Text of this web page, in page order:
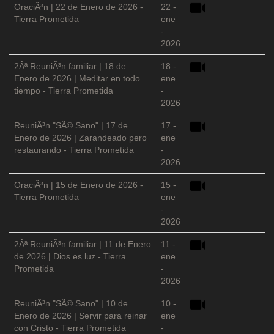
OraciÃ³n | 22 de Enero de 2026 -
Tierra Prometida
22 -
ene
-
2026
2Âª ReuniÃ³n familiar | 18 de
Enero de 2026 | Meditar en todo
tiempo - Tierra Prometida
18 -
ene
-
2026
ReuniÃ³n "SÃ© Sano" | 17 de
Enero de 2026 | Zarandeado pero
restaurando - Tierra Prometida
17 -
ene
-
2026
OraciÃ³n | 15 de Enero de 2026 -
Tierra Prometida
15 -
ene
-
2026
2Âª ReuniÃ³n familiar | 11 de Enero
de 2026 | Dios es luz - Tierra
Prometida
11 -
ene
-
2026
ReuniÃ³n "SÃ© Sano" | 10 de
Enero de 2026 | Servir para reinar
con Cristo - Tierra Prometida
10 -
ene
-